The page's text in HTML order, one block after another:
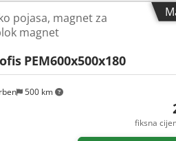
500 km
pojasa, magnet za
magnet
PEM600x500x180
fiksna